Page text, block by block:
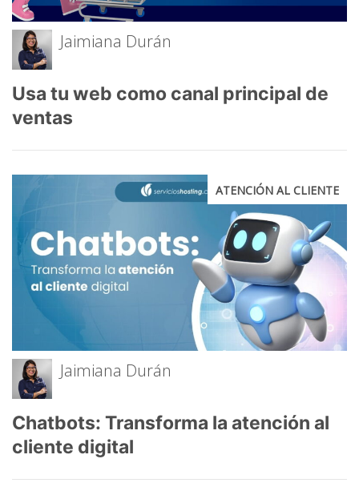
Jaimiana Durán
Usa tu web como canal principal de
ventas
ATENCIÓN AL CLIENTE
Jaimiana Durán
Chatbots: Transforma la atención al
cliente digital